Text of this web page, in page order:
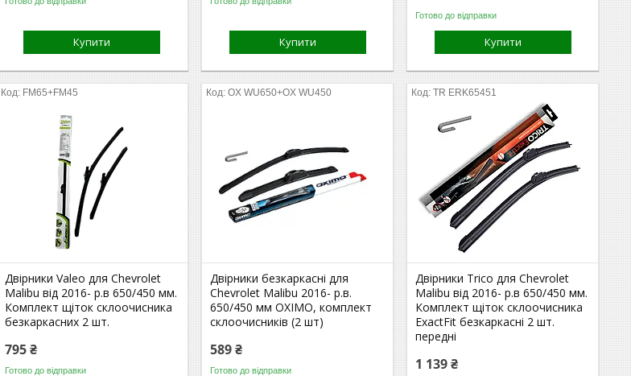
Купити Купити
Готово до відправки
Купити
FM65+FM45
Двірники Valeo для Chevrolet
Malibu від 2016- р.в 650/450 мм.
Комплект щіток склоочисника
безкаркасних 2 шт.
795 ₴
Готово до відправки
OX WU650+OX WU450
Двірники безкаркасні для
Chevrolet Malibu 2016- р.в.
650/450 мм OXIMO, комплект
склоочисників (2 шт)
589 ₴
Готово до відправки
TR ERK65451
Двірники Trico для Chevrolet
Malibu від 2016- р.в 650/450 мм.
Комплект щіток склоочисника
ExactFit безкаркасні 2 шт.
передні
1 139 ₴